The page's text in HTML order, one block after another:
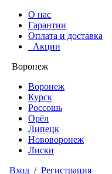
О нас
Гарантии
Оплата и доставка
Акции
Воронеж
Воронеж
Курск
Россошь
Орёл
Липецк
Нововоронеж
Лиски
Вход / Регистрация